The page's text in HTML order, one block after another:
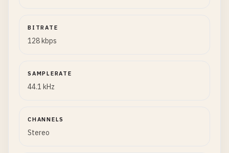
BITRATE
128 kbps
SAMPLERATE
44.1 kHz
CHANNELS
Stereo